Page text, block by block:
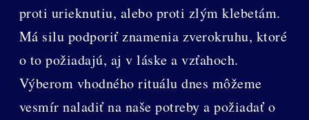
proti urieknutiu, alebo proti zlým klebetám.
Má silu podporiť znamenia zverokruhu, ktoré
o to požiadajú, aj v láske a vzťahoch.
Výberom vhodného rituálu dnes môžeme
vesmír naladiť na naše potreby a požiadať o